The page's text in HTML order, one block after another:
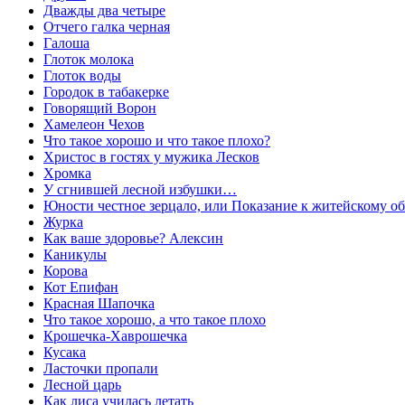
Дважды два четыре
Отчего галка черная
Галоша
Глоток молокa
Глоток воды
Городок в табакерке
Говорящий Ворон
Хамелеон Чехов
Что такое хорошо и что такое плохо?
Христос в гостях у мужика Лесков
Хромка
У сгнившей лесной избушки…
Юности честное зерцало, или Показание к житейскому
Журка
Как ваше здоровье? Алексин
Каникулы
Корова
Кот Епифан
Красная Шапочка
Что такое хорошо, а что такое плохо
Крошечка-Хаврошечка
Кусака
Ласточки пропали
Лесной царь
Как лиса училась летать